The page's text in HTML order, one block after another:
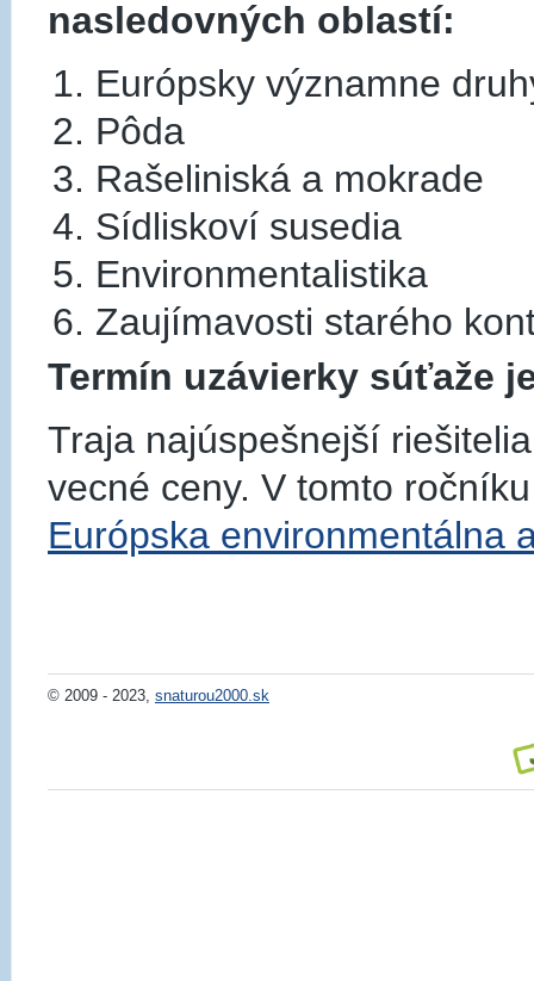
nasledovných oblastí:
Európsky významne
Pôda
Rašeliniská a mokrade
Sídliskoví susedia
Environmentalistika
Zaujímavosti starého
Termín uzávierky súťaže
Traja najúspešnejší
vecné ceny. V tomto
Európska environmentálna
© 2009 - 2023, snaturou2000.sk